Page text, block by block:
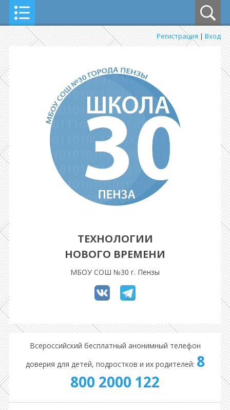
Регистрация|Вход
ТЕХНОЛОГИИ
НОВОГО ВРЕМЕНИ
МБОУ СОШ №30 г. Пензы
Всероссийский бесплатный анонимный телефон
доверия для детей, подростков и их родителей: 8
800 2000 122